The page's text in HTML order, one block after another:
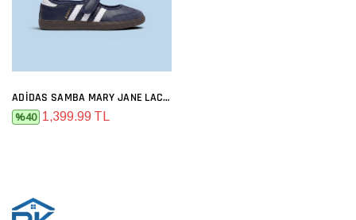
ADIDAS SAMBA MARY JANE LACIVERT
%40 1,399.99 TL